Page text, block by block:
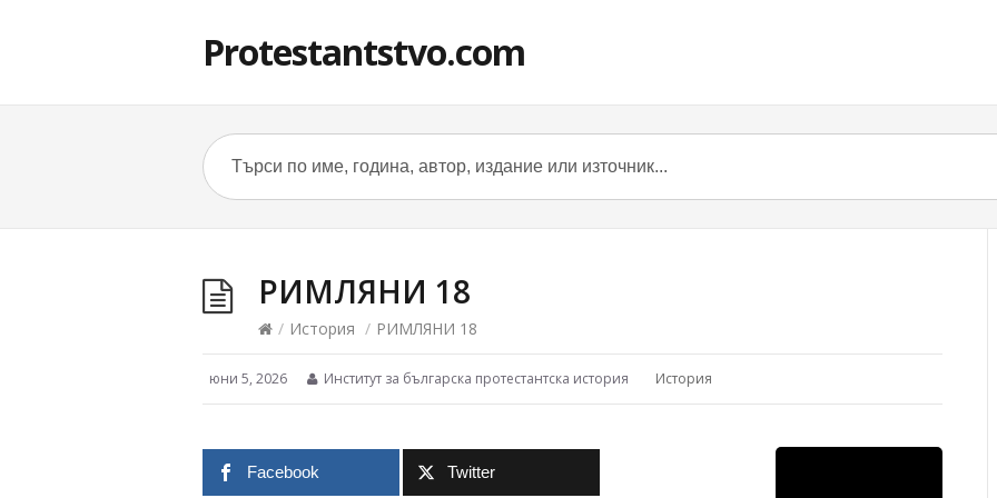
Protestantstvo.com
РИМЛЯНИ 18
/ История / РИМЛЯНИ 18
юни 5, 2026 Институт за българска протестантска история История
Facebook Twitter